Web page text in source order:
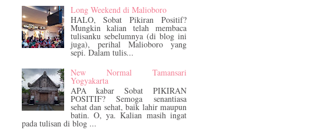
Long Weekend di Malioboro
HALO, Sobat Pikiran Positif?
Mungkin kalian telah membaca
tulisanku sebelumnya (di blog ini
juga), perihal Malioboro yang
sepi. Dalam tulis...
New Normal Tamansari
Yogyakarta
APA kabar Sobat PIKIRAN
POSITIF? Semoga senantiasa
sehat dan sehat, baik lahir maupun
batin. O, ya. Kalian masih ingat
pada tulisan di blog ...